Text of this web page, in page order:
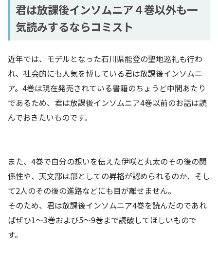
君は放課後インソムニア４巻以外も一
気読みするならコミスト
近年では、モデルとなった石川県能登の聖地巡礼も行わ
れ、社会的にも人気を博している君は放課後インソムニ
ア。4巻は現在発売されている書籍のちょうど中間あたり
であるため、君は放課後インソムニア4巻以前のお話は読
んでおきたいものです。
また、4巻で自分の想いを伝えた伊咲と丸太のその後の関
係性や、天文部は部としての昇格が認められるのか、そし
て2人のその後の進路などにも目が離せません。
そのため、君は放課後インソムニア4巻を読んだのであれ
ばぜひ1～3巻および5～9巻まで読破してほしいもので
す。